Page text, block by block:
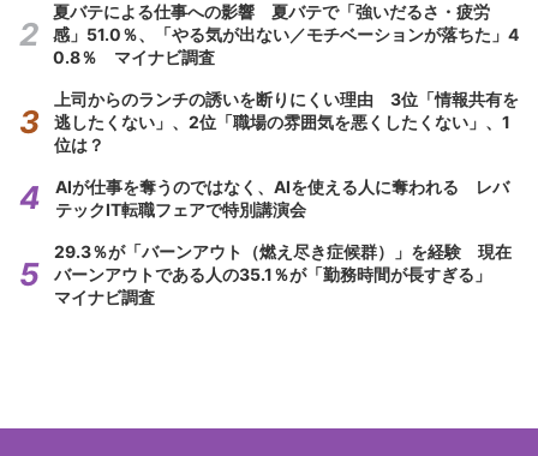
夏バテによる仕事への影響 夏バテで「強いだるさ・疲労
感」51.0％、「やる気が出ない／モチベーションが落ちた」4
0.8％ マイナビ調査
上司からのランチの誘いを断りにくい理由 3位「情報共有を
逃したくない」、2位「職場の雰囲気を悪くしたくない」、1
位は？
AIが仕事を奪うのではなく、AIを使える人に奪われる レバ
テックIT転職フェアで特別講演会
29.3％が「バーンアウト（燃え尽き症候群）」を経験 現在
バーンアウトである人の35.1％が「勤務時間が長すぎる」
マイナビ調査